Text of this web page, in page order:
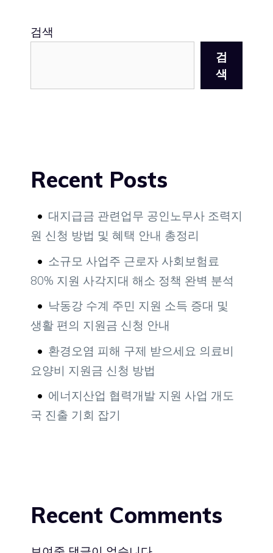
검색
검
색
Recent Posts
대지급금 관련업무 공인노무사 조력지
원 신청 방법 및 혜택 안내 총정리
소규모 사업주 근로자 사회보험료
80% 지원 사각지대 해소 정책 완벽 분석
낙동강 수계 주민 지원 소득 증대 및
생활 편의 지원금 신청 안내
환경오염 피해 구제 받으세요 의료비
요양비 지원금 신청 방법
에너지산업 협력개발 지원 사업 개도
국 진출 기회 잡기
Recent Comments